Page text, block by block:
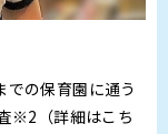
の保育園に通う
※2（詳細はこち